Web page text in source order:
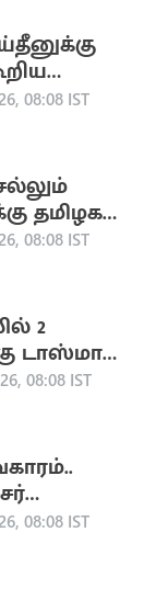
08:08 IST
தமிழக
08:08 IST
2
டாஸ்மாக்
உத்தரவு
08:08 IST
08:08 IST